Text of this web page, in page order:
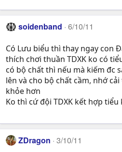
soidenband 6/10/11
Có Lưu biểu thì thay ngay con
thích chơi thuần TDXK ko có
có bộ chất thì nếu mà kiếm đc
lên và cho bộ chất cầm, nhớ
khỏe hơn
Ko thì cứ đội TDXK kết hợp tiểu
ZDragon 3/10/11